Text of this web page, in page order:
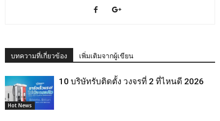
บทความที่เกี่ยวข้อง เพิ่มเติมจากผู้เขียน
Hot News
10 บริษัทรับติดตั้ง วงจรที่ 2 ที่ไหนดี 2026